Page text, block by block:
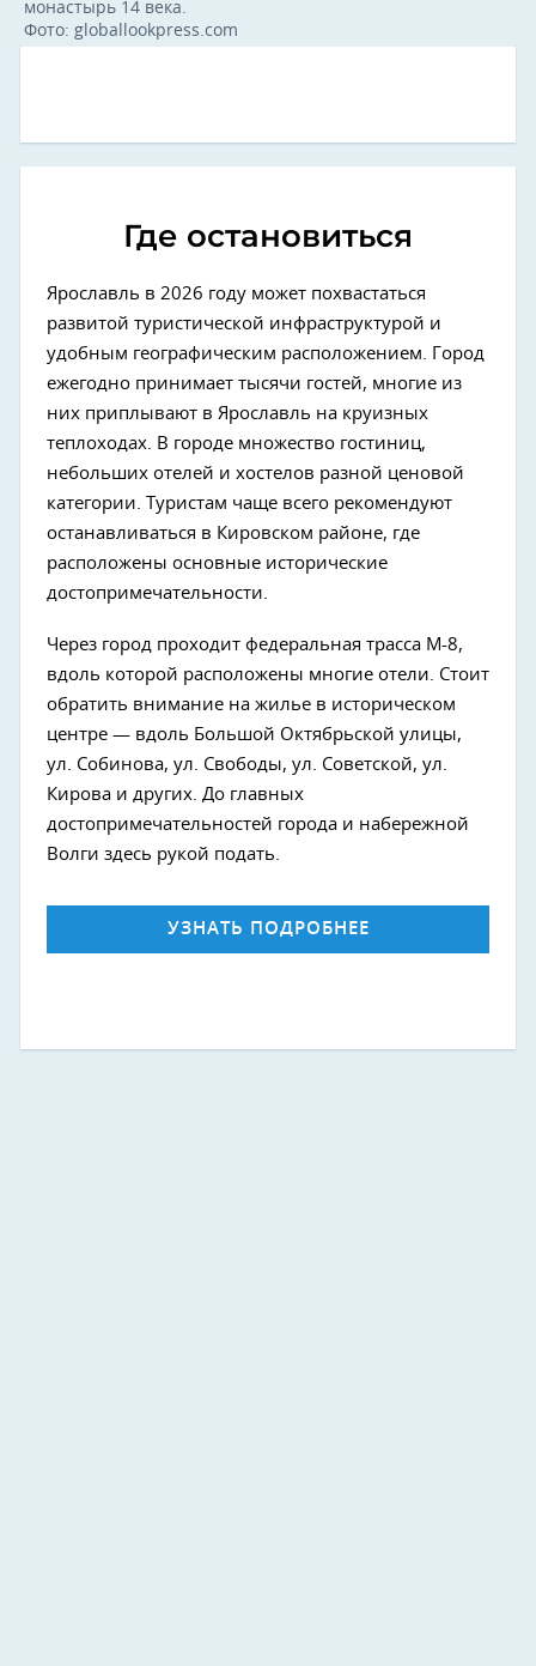
монастырь 14 века.
Фото: globallookpress.com
Где остановиться
Ярославль в 2026 году может похвастаться
развитой туристической инфраструктурой и
удобным географическим расположением. Город
ежегодно принимает тысячи гостей, многие из
них приплывают в Ярославль на круизных
теплоходах. В городе множество гостиниц,
небольших отелей и хостелов разной ценовой
категории. Туристам чаще всего рекомендуют
останавливаться в Кировском районе, где
расположены основные исторические
достопримечательности.
Через город проходит федеральная трасса М-8,
вдоль которой расположены многие отели. Стоит
обратить внимание на жилье в историческом
центре — вдоль Большой Октябрьской улицы,
ул. Собинова, ул. Свободы, ул. Советской, ул.
Кирова и других. До главных
достопримечательностей города и набережной
Волги здесь рукой подать.
УЗНАТЬ ПОДРОБНЕЕ